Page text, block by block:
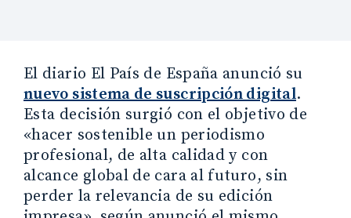
El diario El País de España anunció su
nuevo sistema de suscripción digital.
Esta decisión surgió con el objetivo de
«hacer sostenible un periodismo
profesional, de alta calidad y con
alcance global de cara al futuro, sin
perder la relevancia de su edición